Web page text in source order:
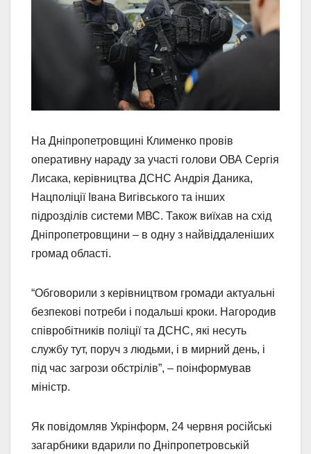
На Дніпропетровщині Клименко провів
оперативну нараду за участі голови ОВА Сергія
Лисака, керівництва ДСНС Андрія Даника,
Нацполіції Івана Вигівського та інших
підрозділів системи МВС. Також виїхав на схід
Дніпропетровщини – в одну з найвіддаленіших
громад області.
“Обговорили з керівництвом громади актуальні
безпекові потреби і подальші кроки. Нагородив
співробітників поліції та ДСНС, які несуть
службу тут, поруч з людьми, і в мирний день, і
під час загрози обстрілів”, – поінформував
міністр.
Як повідомляв Укрінформ, 24 червня російські
загарбники вдарили по Дніпропетровській